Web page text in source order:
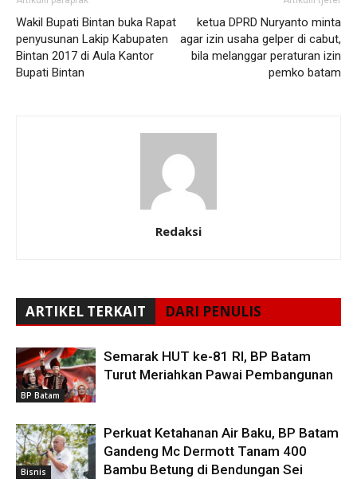
Wakil Bupati Bintan buka Rapat
penyusunan Lakip Kabupaten
Bintan 2017 di Aula Kantor
Bupati Bintan
ketua DPRD Nuryanto minta
agar izin usaha gelper di cabut,
bila melanggar peraturan izin
pemko batam
Redaksi
ARTIKEL TERKAIT DARI PENULIS
BP Batam
Semarak HUT ke-81 RI, BP Batam
Turut Meriahkan Pawai Pembangunan
Bisnis
Perkuat Ketahanan Air Baku, BP Batam
Gandeng Mc Dermott Tanam 400
Bambu Betung di Bendungan Sei